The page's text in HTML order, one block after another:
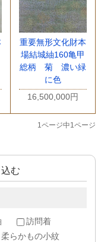
重要無形文化財本
場結城紬160亀甲
総柄 菊 濃い緑
に色
16,500,000円
1ページ中1ページ
む
訪問着
柔らかもの小紋